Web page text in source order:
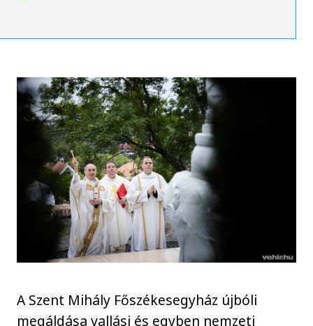
A Szent Mihály Főszékesegyház újbóli
megáldása vallási és egyben nemzeti